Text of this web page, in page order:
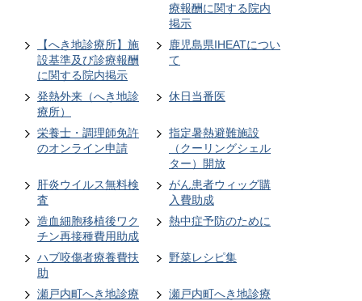
療報酬に関する院内
掲示
【へき地診療所】施
設基準及び診療報酬
に関する院内掲示
鹿児島県IHEATについ
て
発熱外来（へき地診
療所）
休日当番医
栄養士・調理師免許
のオンライン申請
指定暑熱避難施設
（クーリングシェル
ター）開放
肝炎ウイルス無料検
査
がん患者ウィッグ購
入費助成
造血細胞移植後ワク
チン再接種費用助成
熱中症予防のために
ハブ咬傷者療養費扶
助
野菜レシピ集
瀬戸内町へき地診療
瀬戸内町へき地診療